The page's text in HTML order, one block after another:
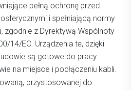
pełną ochronę przed
i spełniającą normy
zgodnie z Dyrektywą Wspólnoty
14/EC. Urządzenia te, dzięki
są gotowe do pracy
na miejsce i podłączeniu kabli.
przystosowanej do